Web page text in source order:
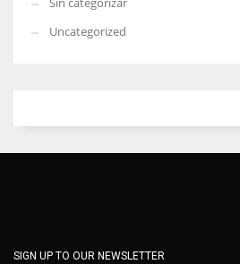
Uncategorized
SIGN UP TO OUR NEWSLETTER